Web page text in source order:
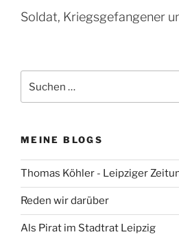
Soldat, Kriegsgefangener
nach:
MEINE BLOGS
Thomas Köhler - Leipziger
Reden wir darüber
Als Pirat im Stadtrat Leipzig